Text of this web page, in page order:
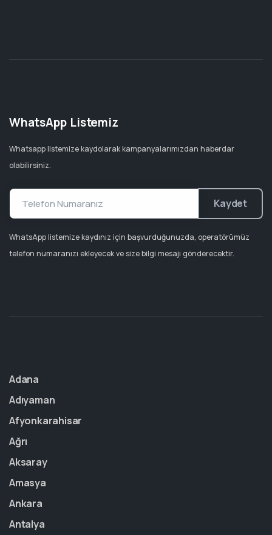
WhatsApp Listemiz
Whatsapp listemize kaydolarak kampanyalarımızdan haberdar
olabilirsiniz.
Kaydet
WhatsApp listemize kaydınız için başvurduğunuzda, operatörümüz
telefon numaranızı ekleyecek ve size bilgi mesajı gönderecektir.
Adana
Adıyaman
Afyonkarahisar
Ağrı
Aksaray
Amasya
Ankara
Antalya